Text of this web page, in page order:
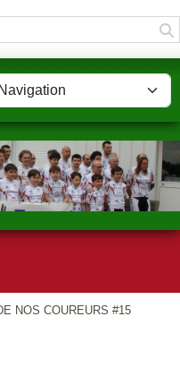
NOS COUREURS #15